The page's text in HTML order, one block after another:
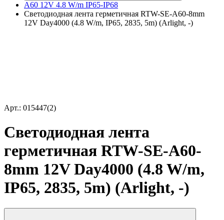
A60 12V 4.8 W/m IP65-IP68
Светодиодная лента герметичная RTW-SE-A60-8mm
12V Day4000 (4.8 W/m, IP65, 2835, 5m) (Arlight, -)
Арт.: 015447(2)
Светодиодная лента
герметичная RTW-SE-A60-
8mm 12V Day4000 (4.8 W/m,
IP65, 2835, 5m) (Arlight, -)